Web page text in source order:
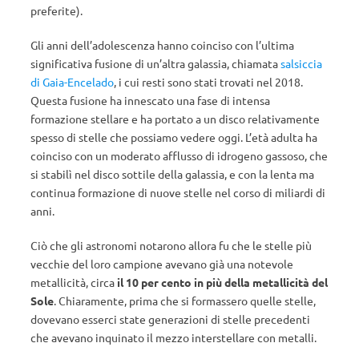
preferite).
Gli anni dell’adolescenza hanno coinciso con l’ultima
significativa fusione di un’altra galassia, chiamatasalsiccia
di Gaia-Encelado, i cui resti sono stati trovati nel 2018.
Questa fusione ha innescato una fase di intensa
formazione stellare e ha portato a un disco relativamente
spesso di stelle che possiamo vedere oggi. L’età adulta ha
coinciso con un moderato afflusso di idrogeno gassoso, che
si stabilì nel disco sottile della galassia, e con la lenta ma
continua formazione di nuove stelle nel corso di miliardi di
anni.
Ciò che gli astronomi notarono allora fu che le stelle più
vecchie del loro campione avevano già una notevole
metallicità, circa il 10 per cento in più della metallicità del
Sole. Chiaramente, prima che si formassero quelle stelle,
dovevano esserci state generazioni di stelle precedenti
che avevano inquinato il mezzo interstellare con metalli.